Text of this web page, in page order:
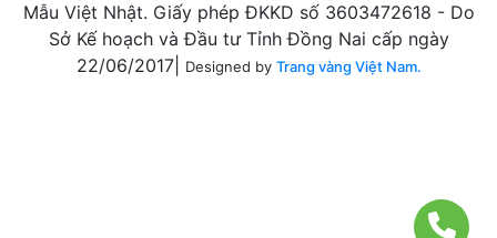
Mẫu Việt Nhật. Giấy phép ĐKKD số 3603472618 - Do
Sở Kế hoạch và Đầu tư Tỉnh Đồng Nai cấp ngày
22/06/2017|
Designed by Trang vàng Việt Nam.